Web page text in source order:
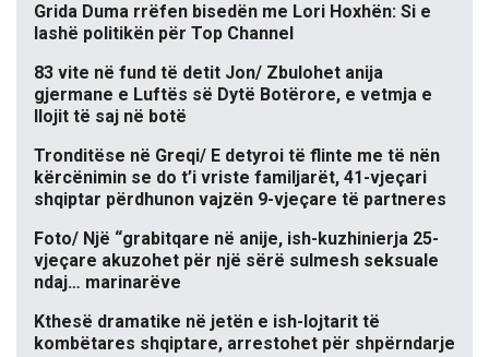
Grida Duma rrëfen bisedën me Lori Hoxhën: Si e
lashë politikën për Top Channel
83 vite në fund të detit Jon/ Zbulohet anija
gjermane e Luftës së Dytë Botërore, e vetmja e
llojit të saj në botë
Tronditëse në Greqi/ E detyroi të flinte me të nën
kërcënimin se do t’i vriste familjarët, 41-vjeçari
shqiptar përdhunon vajzën 9-vjeçare të partneres
Foto/ Një “grabitqare në anije, ish-kuzhinierja 25-
vjeçare akuzohet për një sërë sulmesh seksuale
ndaj… marinarëve
Kthesë dramatike në jetën e ish-lojtarit të
kombëtares shqiptare, arrestohet për shpërndarje